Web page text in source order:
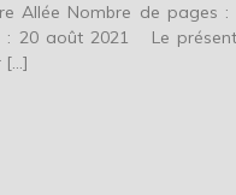
Allée Nombre de pages :
: 20 août 2021 Le
[…]